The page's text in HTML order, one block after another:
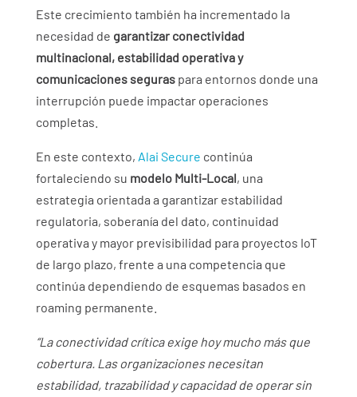
Este crecimiento también ha incrementado la
necesidad de garantizar conectividad
multinacional, estabilidad operativa y
comunicaciones seguraspara entornos donde una
interrupción puede impactar operaciones
completas.
En este contexto, Alai Secure continúa
fortaleciendo su modelo Multi-Local, una
estrategia orientada a garantizar estabilidad
regulatoria, soberanía del dato, continuidad
operativa y mayor previsibilidad para proyectos IoT
de largo plazo, frente a una competencia que
continúa dependiendo de esquemas basados en
roaming permanente.
“La conectividad crítica exige hoy mucho más que
cobertura. Las organizaciones necesitan
estabilidad, trazabilidad y capacidad de operar sin